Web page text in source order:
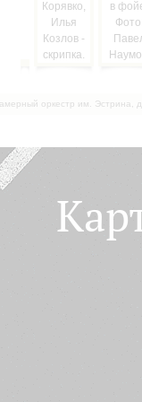
оркестр им. Эстрина,